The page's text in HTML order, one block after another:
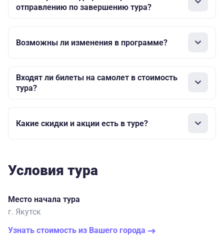
отправлению по завершению тура?
Возможны ли изменения в программе?
Входят ли билеты на самолет в стоимость
тура?
Какие скидки и акции есть в туре?
Условия тура
Место начала тура
г. Якутск
Узнать стоимость из Вашего города